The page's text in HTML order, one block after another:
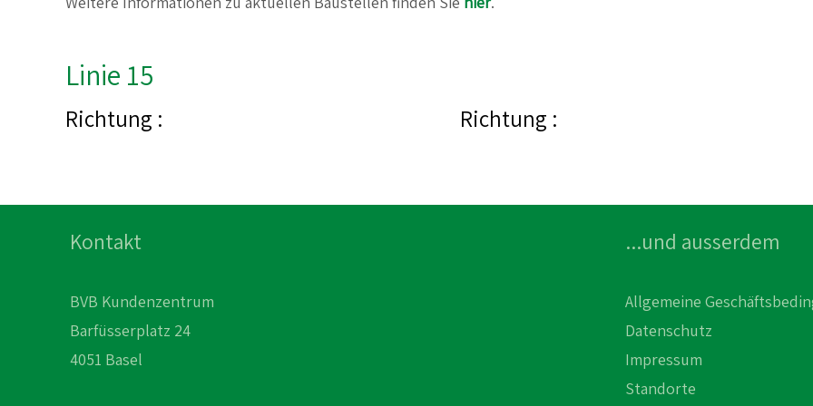
Linie 15
Richtung : Richtung :
Kontakt
BVB Kundenzentrum
Barfüsserplatz 24
4051 Basel
...und ausserdem
Allgemeine
Datenschutz
Impressum
Standorte